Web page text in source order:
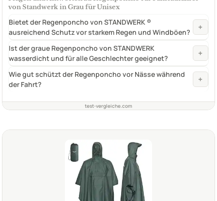
von Standwerk in Grau für Unisex
Bietet der Regenponcho von STANDWERK ®
ausreichend Schutz vor starkem Regen und Windböen?
+
Ist der graue Regenponcho von STANDWERK
wasserdicht und für alle Geschlechter geeignet?
+
Wie gut schützt der Regenponcho vor Nässe während
der Fahrt?
+
test-vergleiche.com